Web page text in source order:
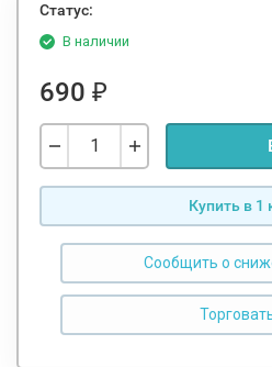
Статус:
В наличии
690 ₽
Купить в 1
Сообщить о